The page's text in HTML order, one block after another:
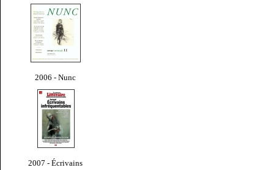
2006 - Nunc
2007 - Écrivains